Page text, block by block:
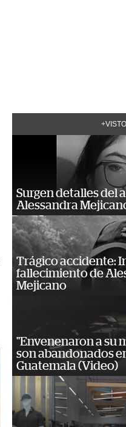
+VISTO
Surgen detalles del
Alessandra
Trágico accidente:
fallecimiento de
Mejicano
"Envenenaron a su
son abandonados
Guatemala (Video)